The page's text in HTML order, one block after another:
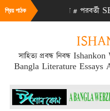
প্রিয় পাঠকসংখ্যা # পরবর্তী SEPT-
সাহিত্য প্রবন্ধ নিবন্ধ
Bangla Literature Essays